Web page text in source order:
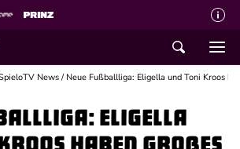
News / Neue Fußballliga: Eligella und Toni Kroos
Eligella